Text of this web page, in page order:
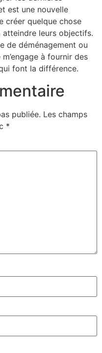
est une nouvelle
créer quelque chose
atteindre leurs objectifs.
de déménagement ou
à fournir des
font la différence.
publiée. Les champs
*